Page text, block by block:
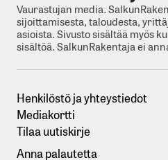
Vaurastujan media.
sijoittamisesta, taloudesta,
asioista. Sivusto sisältää myös
sisältöä. SalkunRakentaja ei
Henkilöstö ja yhteystiedot
Mediakortti
Tilaa uutiskirje
Anna palautetta